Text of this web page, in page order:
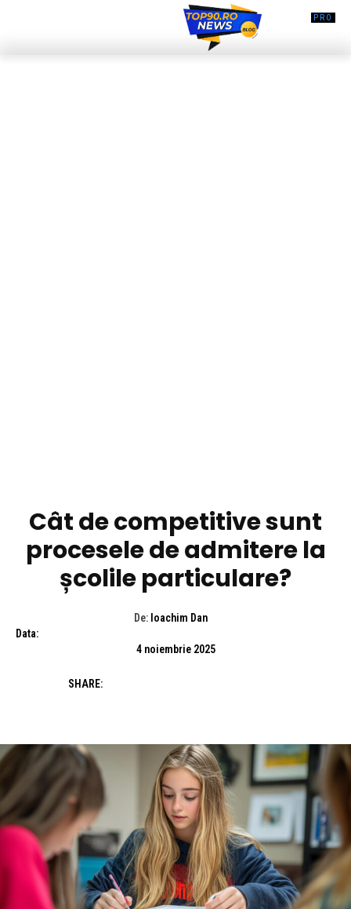
Cât de competitive sunt
procesele de admitere la
școlile particulare?
De: Ioachim Dan
Data:
4 noiembrie 2025
SHARE: